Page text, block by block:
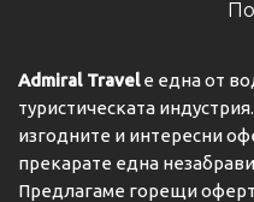
Admiral Travelе една от
туристическата
изгодните и интересни
прекарате една
Предлагаме горещи